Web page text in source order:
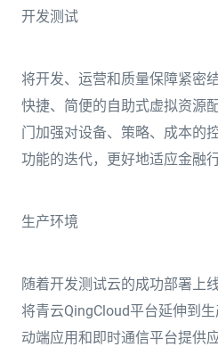
开发测试
将开发、运营和质量保障紧密
快捷、简便的自助式虚拟资源
门加强对设备、策略、成本的
功能的迭代，更好地适应金融
生产环境
随着开发测试云的成功部署上
将青云QingCloud平台延伸到
动端应用和即时通信平台提供